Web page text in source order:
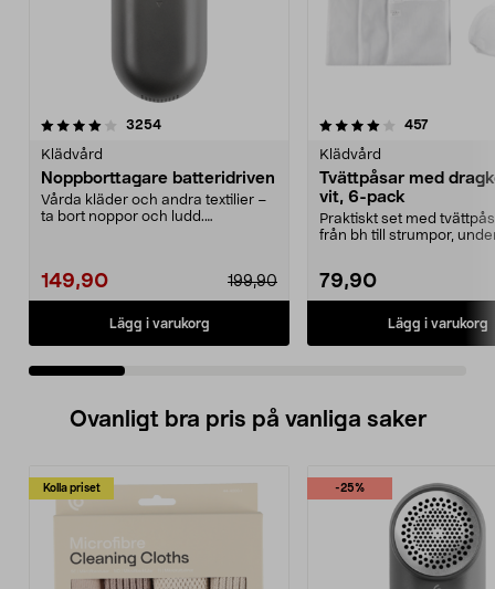
3254recensioner
Klädvård
Noppborttagare batteridriven
Vårda kläder och andra textilier –
ta bort noppor och ludd.
149,90 199,90
Lägg i varukorg
4.0 av 5 stjärnor 457
Klädvård
Tvättpåsar med
vit, 6-pack
Praktiskt set med
från bh till strumpor,
79,90
Lägg i varukorg
4.5 av 5 stjärnor
Ovanligt bra pris på vanliga saker
Kolla priset -25%